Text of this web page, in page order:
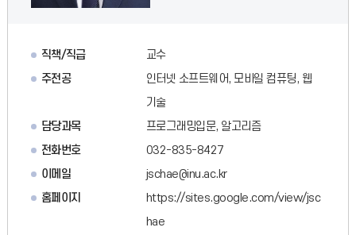
직책/직급
교수
주전공
인터넷 소프트웨어, 모바일 컴퓨팅, 웹
기술
담당과목
프로그래밍입문, 알고리즘
전화번호
032-835-8427
이메일
jschae@inu.ac.kr
홈페이지
https://sites.google.com/view/jsc
hae